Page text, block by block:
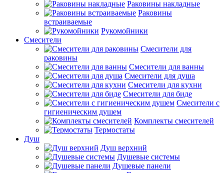
Раковины накладные
Раковины
встраиваемые
Рукомойники
Смесители
Смесители для
раковины
Смесители для ванны
Смесители для душа
Смесители для кухни
Смесители для биде
Смесители с
гигиеническим душем
Комплекты смесителей
Термостаты
Душ
Душ верхний
Душевые системы
Душевые панели